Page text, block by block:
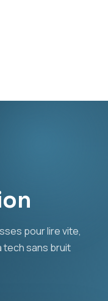
pour lire vite,
tech sans bruit